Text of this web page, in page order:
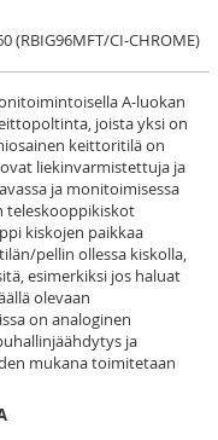
(RBIG96MFT/CI-CHROME)
A-luokan
joista yksi on
keittoritilä on
liekinvarmistettuja ja
ja monitoimisessa
teleskooppikiskot
kiskojen paikkaa
pellin ollessa kiskolla,
esimerkiksi jos haluat
olevaan
on analoginen
ja
mukana toimitetaan